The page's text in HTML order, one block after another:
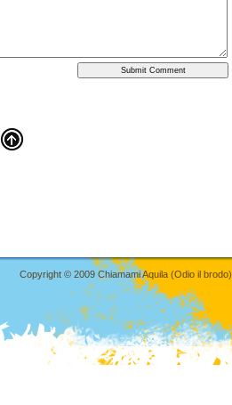
Copyright © 2009Chiamami Aquila (Odio il brodo)